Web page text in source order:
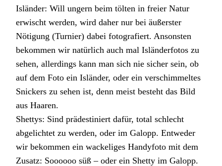
Isländer: Will ungern beim tölten in freier Natur
erwischt werden, wird daher nur bei äußerster
Nötigung (Turnier) dabei fotografiert. Ansonsten
bekommen wir natürlich auch mal Isländerfotos zu
sehen, allerdings kann man sich nie sicher sein, ob
auf dem Foto ein Isländer, oder ein verschimmeltes
Snickers zu sehen ist, denn meist besteht das Bild
aus Haaren.
Shettys: Sind prädestiniert dafür, total schlecht
abgelichtet zu werden, oder im Galopp. Entweder
wir bekommen ein wackeliges Handyfoto mit dem
Zusatz: Soooooo süß – oder ein Shetty im Galopp.